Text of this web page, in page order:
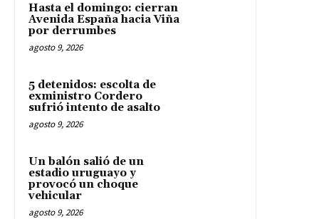
Hasta el domingo: cierran
Avenida España hacia Viña
por derrumbes
agosto 9, 2026
5 detenidos: escolta de
exministro Cordero
sufrió intento de asalto
agosto 9, 2026
Un balón salió de un
estadio uruguayo y
provocó un choque
vehicular
agosto 9, 2026